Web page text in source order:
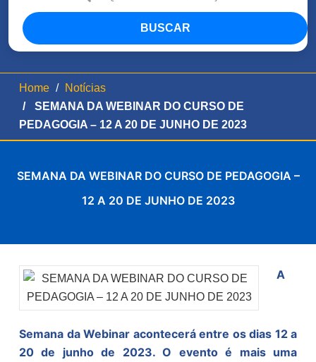
BUSCAR
Home
Notícias
SEMANA DA WEBINAR DO CURSO DE
PEDAGOGIA – 12 A 20 DE JUNHO DE 2023
SEMANA DA WEBINAR DO CURSO DE PEDAGOGIA –
12 A 20 DE JUNHO DE 2023
A
Semana da Webinar acontecerá entre os dias 12 a
20 de junho de 2023. O evento é mais uma